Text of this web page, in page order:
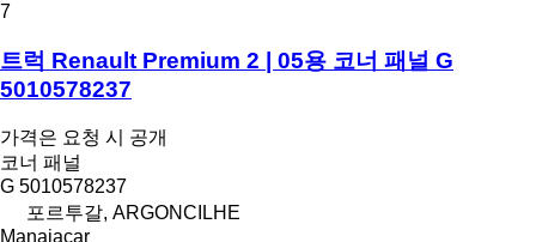
7
트럭 Renault Premium 2 | 05용 코너 패널 G
5010578237
가격은 요청 시 공개
코너 패널
G 5010578237
포르투갈, ARGONCILHE
Manaiacar